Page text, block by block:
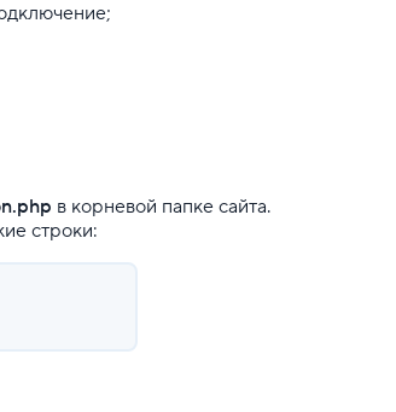
в корневой папке сайта.
строки: